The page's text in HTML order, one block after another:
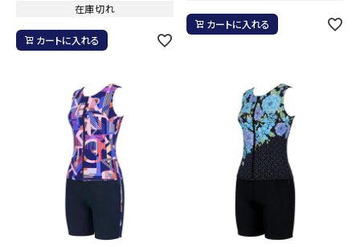
在庫切れ
カートに入れる
カートに入れる